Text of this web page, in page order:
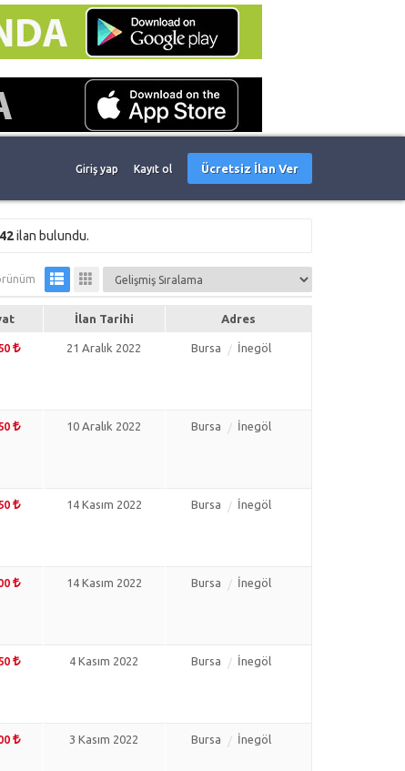
Giriş yap Kayıt ol Ücretsiz İlan Ver
42ilan bulundu.
İlan Tarihi Adres
21 Aralık 2022 Bursa İnegöl
10 Aralık 2022 Bursa İnegöl
14 Kasım 2022 Bursa İnegöl
14 Kasım 2022 Bursa İnegöl
4 Kasım 2022 Bursa İnegöl
3 Kasım 2022 Bursa İnegöl